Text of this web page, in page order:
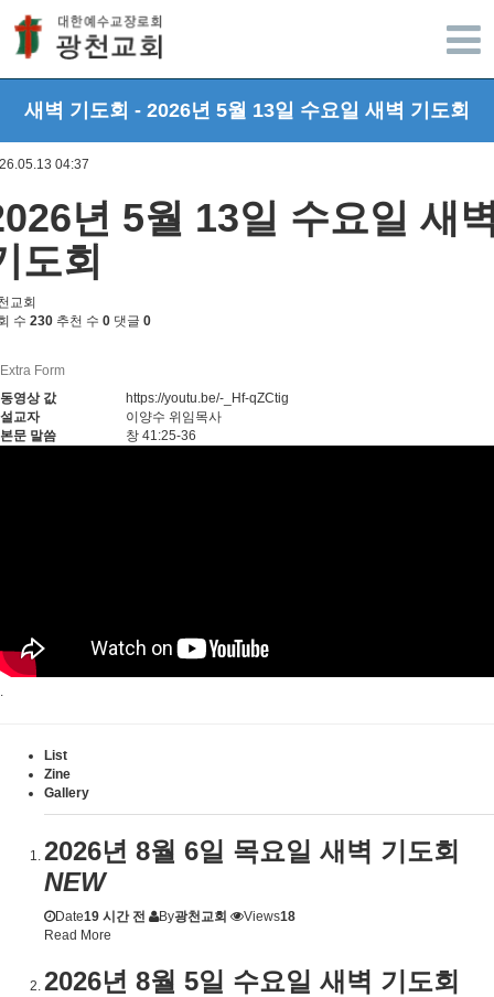
새벽 기도회 - 2026년 5월 13일 수요일 새벽 기도회
04:37
년 5월 13일 수요일 새
도회
교회
수 230 추천 수 0 댓글 0
Extra Form
동영상 값
https://youtu.be/-_Hf-qZCtig
설교자
이양수 위임목사
본문 말씀
창 41:25-36
.
List
Zine
Gallery
2026년 8월 6일 목요일 새벽 기도회
NEW
Date19 시간 전 By광천교회 Views18
Read More
2026년 8월 5일 수요일 새벽 기도회